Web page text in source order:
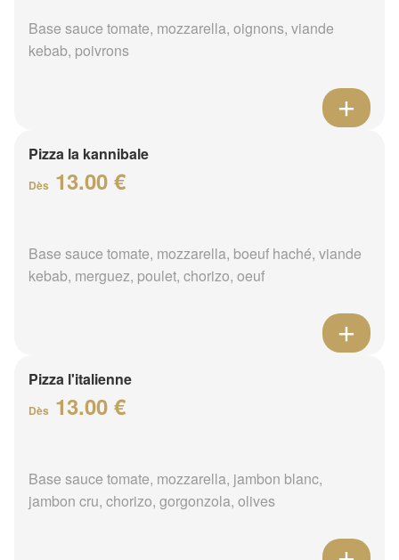
Base sauce tomate, mozzarella, oignons, viande
kebab, poivrons
Pizza la kannibale
Dès 13.00 €
Base sauce tomate, mozzarella, boeuf haché, viande
kebab, merguez, poulet, chorizo, oeuf
Pizza l'italienne
Dès 13.00 €
Base sauce tomate, mozzarella, jambon blanc,
jambon cru, chorizo, gorgonzola, olives